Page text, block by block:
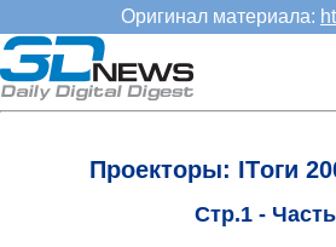
Оригинал материала:
Проекторы: ITоги
Стр.1 -